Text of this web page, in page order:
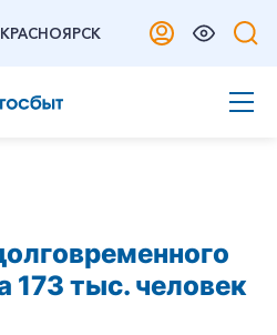
КРАСНОЯРСК
173 тыс. человек